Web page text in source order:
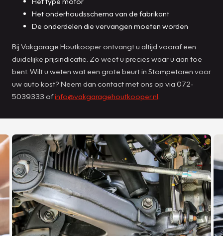
Het onderhoudsschema van de fabrikant
De onderdelen die vervangen moeten worden
Bij Vakgarage Houtkooper ontvangt u altijd vooraf een
duidelijke prijsindicatie. Zo weet u precies waar u aan toe
bent. Wilt u weten wat een grote beurt in Stompetoren voor
uw auto kost? Neem dan contact met ons op via 072-
5039333 ofinfo@vakgaragehoutkooper.nl